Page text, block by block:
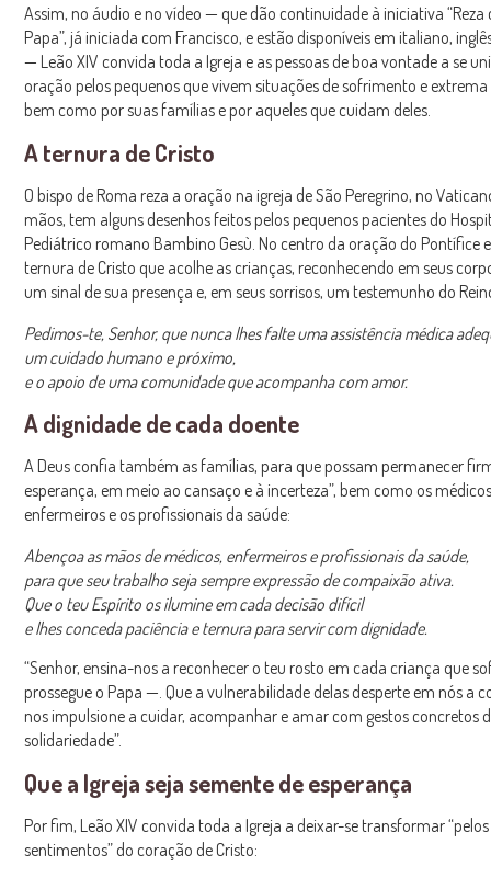
Assim, no áudio e no vídeo — que dão continuidade à iniciativa “Reza
Papa”, já iniciada com Francisco, e estão disponíveis em italiano,
— Leão XIV convida toda a Igreja e as pessoas de boa vontade a se
oração pelos pequenos que vivem situações de sofrimento e
bem como por suas famílias e por aqueles que cuidam deles.
A ternura de Cristo
O bispo de Roma reza a oração na igreja de São Peregrino, no
mãos, tem alguns desenhos feitos pelos pequenos pacientes do
Pediátrico romano Bambino Gesù. No centro da oração do Pontífice
ternura de Cristo que acolhe as crianças, reconhecendo em seus
um sinal de sua presença e, em seus sorrisos, um testemunho do
Pedimos-te, Senhor, que nunca lhes falte uma assistência médica
um cuidado humano e próximo,
e o apoio de uma comunidade que acompanha com amor.
A dignidade de cada doente
A Deus confia também as famílias, para que possam permanecer
esperança, em meio ao cansaço e à incerteza”, bem como os
enfermeiros e os profissionais da saúde:
Abençoa as mãos de médicos, enfermeiros e profissionais da saúde,
para que seu trabalho seja sempre expressão de compaixão ativa.
Que o teu Espírito os ilumine em cada decisão difícil
e lhes conceda paciência e ternura para servir com dignidade.
“Senhor, ensina-nos a reconhecer o teu rosto em cada criança que
prossegue o Papa —. Que a vulnerabilidade delas desperte em nós a
nos impulsione a cuidar, acompanhar e amar com gestos concretos
solidariedade”.
Que a Igreja seja semente de esperança
Por fim, Leão XIV convida toda a Igreja a deixar-se transformar
sentimentos” do coração de Cristo: